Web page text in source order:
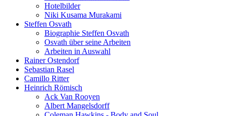
Hotelbilder
Niki Kusama Murakami
Steffen Osvath
Biographie Steffen Osvath
Osvath über seine Arbeiten
Arbeiten in Auswahl
Rainer Ostendorf
Sebastian Rasel
Camillo Ritter
Heinrich Römisch
Ack Van Rooyen
Albert Mangelsdorff